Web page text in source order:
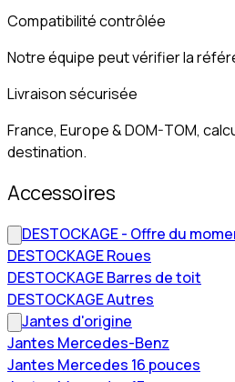
Compatibilité contrôlée
Notre équipe peut vérifier la
Livraison sécurisée
France, Europe & DOM-TOM,
destination.
Accessoires
DESTOCKAGE - Offre du
DESTOCKAGE Roues
DESTOCKAGE Barres de toit
DESTOCKAGE Autres
Jantes d'origine
Jantes Mercedes-Benz
Jantes Mercedes 16 pouces